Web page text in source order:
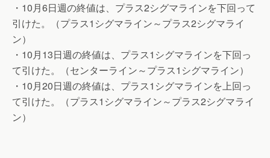
・10月6日週の終値は、プラス2シグマラインを下回って
引けた。（プラス1シグマライン～プラス2シグマライ
ン）
・10月13日週の終値は、プラス1シグマラインを下回っ
て引けた。（センターライン～プラス1シグマライン）
・10月20日週の終値は、プラス1シグマラインを上回っ
て引けた。（プラス1シグマライン～プラス2シグマライ
ン）